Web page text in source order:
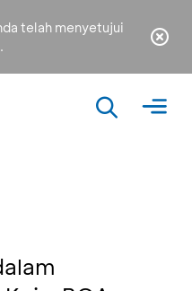
telah menyetujui